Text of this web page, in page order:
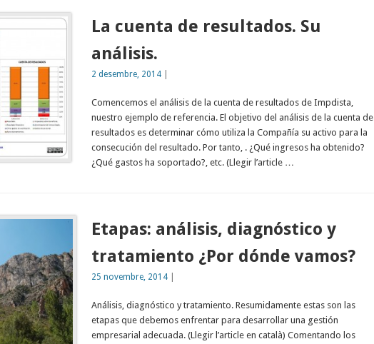
La cuenta de resultados. Su
análisis.
2 desembre, 2014|
Comencemos el análisis de la cuenta de resultados de Impdista,
nuestro ejemplo de referencia. El objetivo del análisis de la cuenta de
resultados es determinar cómo utiliza la Compañía su activo para la
consecución del resultado. Por tanto, . ¿Qué ingresos ha obtenido?
¿Qué gastos ha soportado?, etc. (Llegir l’article …
Etapas: análisis, diagnóstico y
tratamiento ¿Por dónde vamos?
25 novembre, 2014|
Análisis, diagnóstico y tratamiento. Resumidamente estas son las
etapas que debemos enfrentar para desarrollar una gestión
empresarial adecuada. (Llegir l’article en català) Comentando los